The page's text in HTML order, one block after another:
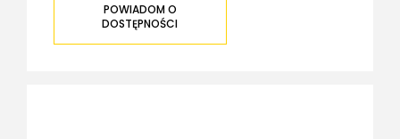
POWIADOM O
DOSTĘPNOŚCI